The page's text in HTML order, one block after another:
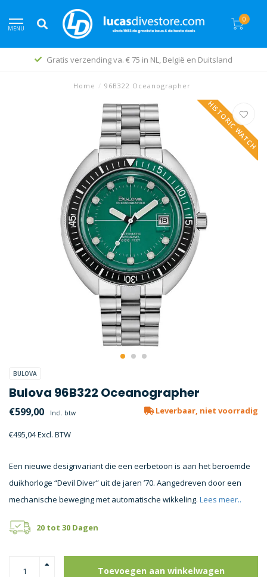
MENU
0
Gratis verzending va. € 75 in NL, België en Duitsland
Home / 96B322 Oceanographer
HISTORIC WATCH
BULOVA
Bulova 96B322 Oceanographer
€599,00 Incl. btw
€495,04 Excl. BTW
Leverbaar, niet voorradig
Een nieuwe designvariant die een eerbetoon is aan het beroemde
duikhorloge “Devil Diver” uit de jaren ’70. Aangedreven door een
mechanische beweging met automatische wikkeling. Lees meer..
20 tot 30 Dagen
Toevoegen aan winkelwagen